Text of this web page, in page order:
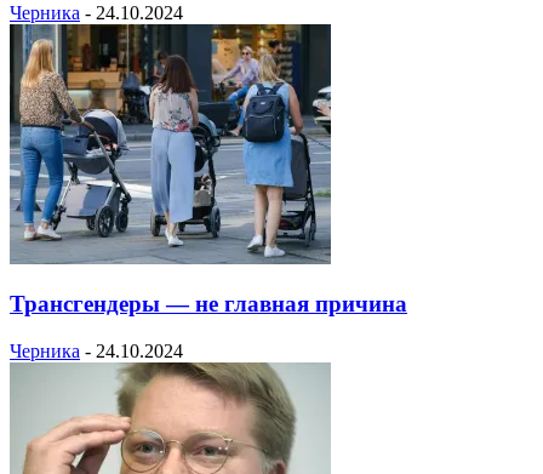
Черника - 24.10.2024
Трансгендеры — не главная причина
Черника - 24.10.2024